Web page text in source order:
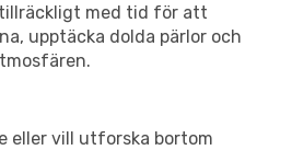
med tid för att
upptäcka dolda pärlor och
eller vill utforska bortom